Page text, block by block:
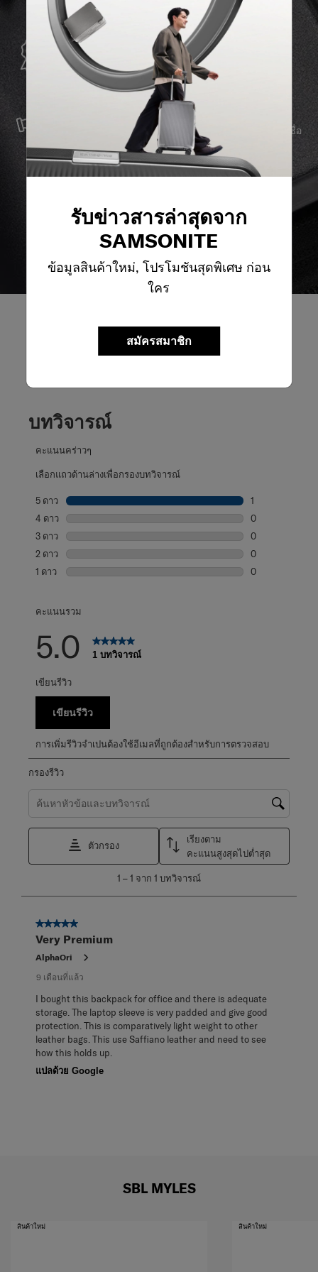
รับข่าวสารล่าสุดจาก
SAMSONITE
ข้อมูลสินค้าใหม่, โปรโมชันสุดพิเศษ ก่อน
ใคร
สมัครสมาชิก
การรับประกันทั่วโลก
Samsonite รับประกันการใช้งานทั่วโลก เพื่อให้มั่นใจว่า
ผลิตภัณฑ์ Samsonite ของคุณจะอยู่เคียงข้างคุณเสมอ
บริการและซ่อมแซม
เราผลิตสินค้าด้วยวัสดุที่ดีที่สุด พร้อมบริการสนับสนุนที่เชื่อ
ถือได้ เพื่อให้คุณก้าวไปข้างหน้าได้อย่างราบรื่น ไม่ว่าจะ
เกิดอะไรขึ้นก็ตาม
บทวิจารณ์
คะแนนคร่าวๆ
เลือกแถวด้านล่างเพื่อกรองบทวิจารณ์
5 ดาว ดาว
1
บทวิจารณ์1 บทที่
4 ดาว ดาว
0
บทวิจารณ์0 บท
3 ดาว ดาว
0
บทวิจารณ์0 บท
2 ดาว ดาว
0
บทวิจารณ์0 บท
1 ดาว ดาว
0
คะแนนรวม
5.0 1 บทวิจารณ์
เขียนรีวิว
เขียนรีวิว
การเพิ่มรีวิวจำเปนต้องใช้อีเมลที่ถูกต้องสำหรับการตรวจสอบ
กรองรีวิว
ค้นหาหัวข้อและตรวจสอบภูมิภาคการค้นหา
ตัวกรอง
เรียงตาม
คะแนนสูงสุดไปต่ำสุด
1
วิจารณ์
1 –1 จาก 1 บทวิจารณ์
5 จาก 5 ดาว
Very Premium
AlphaOri
9 เดือนที่แล้ว
I bought this backpack for office and there is adequate
storage. The laptop sleeve is very padded and give good
protection. This is comparatively light weight to other
leather bags. This use Saffiano leather and need to see
how this holds up.
แปลด้วย Google
SBL MYLES
สินค้าใหม่ สินค้าใหม่